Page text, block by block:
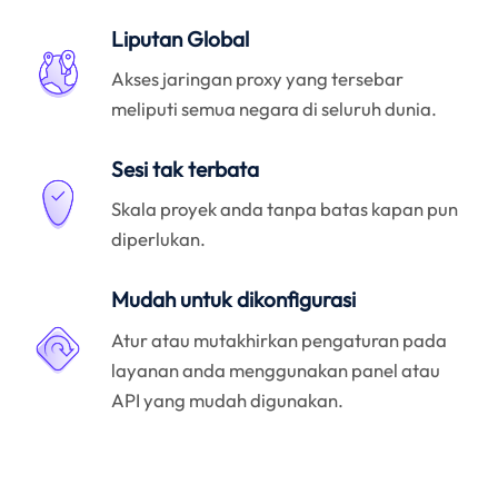
Liputan Global
Akses jaringan proxy yang tersebar
meliputi semua negara di seluruh dunia.
Sesi tak terbata
Skala proyek anda tanpa batas kapan pun
diperlukan.
Mudah untuk dikonfigurasi
Atur atau mutakhirkan pengaturan pada
layanan anda menggunakan panel atau
API yang mudah digunakan.